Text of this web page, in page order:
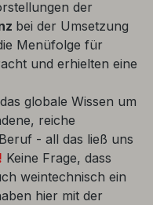
der
bei der Umsetzung
Menüfolge für
und erhielten eine
globale Wissen um
reiche
- all das ließ uns
Keine Frage, dass
weintechnisch ein
hier mit der